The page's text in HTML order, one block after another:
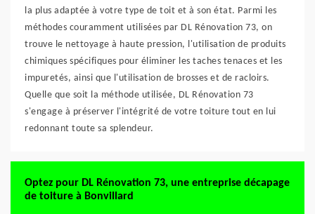
la plus adaptée à votre type de toit et à son état. Parmi les
méthodes couramment utilisées par DL Rénovation 73, on
trouve le nettoyage à haute pression, l'utilisation de produits
chimiques spécifiques pour éliminer les taches tenaces et les
impuretés, ainsi que l'utilisation de brosses et de racloirs.
Quelle que soit la méthode utilisée, DL Rénovation 73
s'engage à préserver l'intégrité de votre toiture tout en lui
redonnant toute sa splendeur.
Optez pour DL Rénovation 73, une entreprise décapage
de toiture à Bonvillard